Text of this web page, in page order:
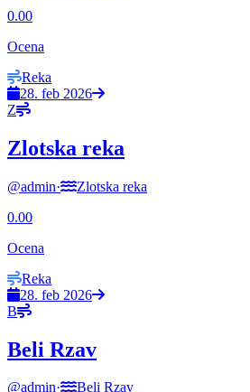
0.00
Ocena
Reka
28. feb 2026
Z
Zlotska reka
@admin·
Zlotska reka
0.00
Ocena
Reka
28. feb 2026
B
Beli Rzav
@admin·
Beli Rzav